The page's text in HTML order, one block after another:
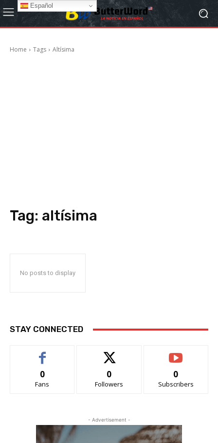
Home Tags Altísima
Tag: altísima
No posts to display
STAY CONNECTED
0
Fans
0
Followers
0
Subscribers
- Advertisement -
Español